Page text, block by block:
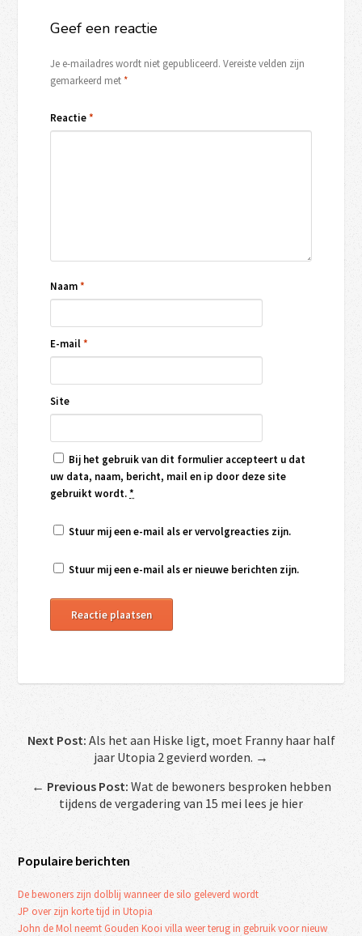
Geef een reactie
Je e-mailadres wordt niet gepubliceerd. Vereiste velden zijn
gemarkeerd met*
Reactie*
Naam*
E-mail*
Site
Bij het gebruik van dit formulier accepteert u dat
uw data, naam, bericht, mail en ip door deze site
gebruikt wordt.*
Stuur mij een e-mail als er vervolgreacties zijn.
Stuur mij een e-mail als er nieuwe berichten zijn.
Next Post: Als het aan Hiske ligt, moet Franny haar half
jaar Utopia 2 gevierd worden. →
← Previous Post: Wat de bewoners besproken hebben
tijdens de vergadering van 15 mei lees je hier
Populaire berichten
De bewoners zijn dolblij wanneer de silo geleverd wordt
JP over zijn korte tijd in Utopia
John de Mol neemt Gouden Kooi villa weer terug in gebruik voor nieuw